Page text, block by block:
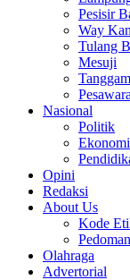
Pesisir
Way
Tulang
Mesuji
Nasional
Politik
Ekonomi
Opini
Redaksi
About Us
Kode
Olahraga
Advertorial